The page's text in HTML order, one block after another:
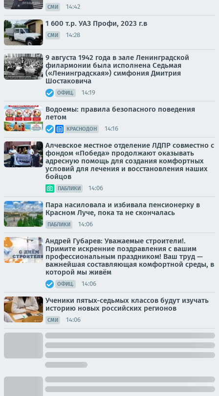
СМИ 14:42
1 600 т.р. УАЗ Профи, 2023 г.в
СМИ 14:28
9 августа 1942 года в зале Ленинградской
филармонии была исполнена Седьмая
(«Ленинградская») симфония Дмитрия
Шостаковича
ОФИЦ. 14:19
Водоемы: правила безопасного поведения
летом
КРАСНОДОН 14:16
Алчевское местное отделение ЛДПР совместно с
фондом «Победа» продолжают оказывать
адресную помощь для создания комфортных
условий для лечения и восстановления наших
бойцов
ПАБЛИКИ 14:06
Пара насиловала и избивала пенсионерку в
Красном Луче, пока та не скончалась
ПАБЛИКИ 14:06
Андрей Губарев: Уважаемые строители!.
Примите искренние поздравления с вашим
профессиональным праздником! Ваш труд —
важнейшая составляющая комфортной среды, в
которой мы живём
ОФИЦ. 14:06
Ученики пятых-седьмых классов будут изучать
историю новых российских регионов
СМИ 14:06